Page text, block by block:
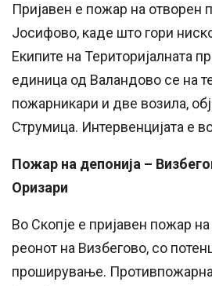
Пријавен е пожар на отворен
Јосифово, каде што гори
Екипите на Територијалната
единица од Валандово се на
пожарникари и две возила,
Струмица. Интервенцијата е
Пожар на депонија –
Оризари
Во Скопје е пријавен пожар
реонот на Визбегово, со
проширување.